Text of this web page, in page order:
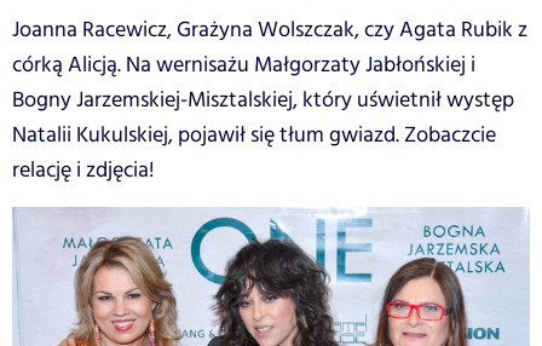
Joanna Racewicz, Grażyna Wolszczak, czy Agata Rubik z
córką Alicją. Na wernisażu Małgorzaty Jabłońskiej i
Bogny Jarzemskiej-Misztalskiej, który uświetnił występ
Natalii Kukulskiej, pojawił się tłum gwiazd. Zobaczcie
relację i zdjęcia!